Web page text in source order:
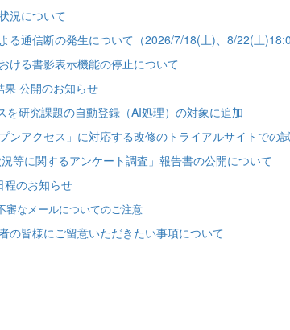
況について
る通信断の発生について（2026/7/18(土)、8/22(土
ける書影表示機能の停止について
公開のお知らせ
を研究課題の自動登録（AI処理）の対象に追加
ンアクセス」に対応する改修のトライアルサイトでの
等に関するアンケート調査」報告書の公開について
程のお知らせ
審なメールについてのご注意
の皆様にご留意いただきたい事項について